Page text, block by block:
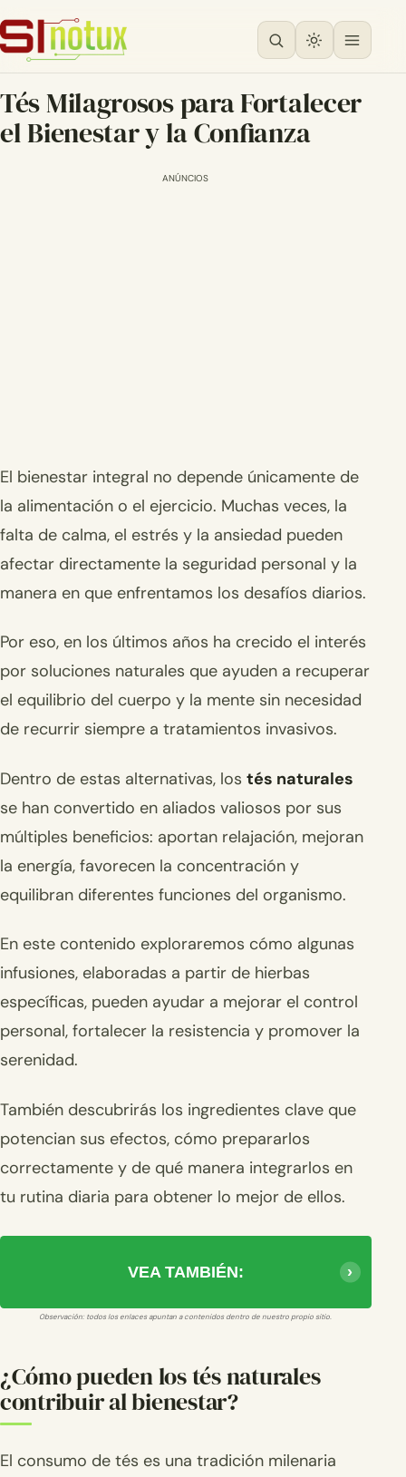
Tés Milagrosos para Fortalecer
el Bienestar y la Confianza
ANÚNCIOS
El bienestar integral no depende únicamente de
la alimentación o el ejercicio. Muchas veces, la
falta de calma, el estrés y la ansiedad pueden
afectar directamente la seguridad personal y la
manera en que enfrentamos los desafíos diarios.
Por eso, en los últimos años ha crecido el interés
por soluciones naturales que ayuden a recuperar
el equilibrio del cuerpo y la mente sin necesidad
de recurrir siempre a tratamientos invasivos.
Dentro de estas alternativas, los tés naturales
se han convertido en aliados valiosos por sus
múltiples beneficios: aportan relajación, mejoran
la energía, favorecen la concentración y
equilibran diferentes funciones del organismo.
En este contenido exploraremos cómo algunas
infusiones, elaboradas a partir de hierbas
específicas, pueden ayudar a mejorar el control
personal, fortalecer la resistencia y promover la
serenidad.
También descubrirás los ingredientes clave que
potencian sus efectos, cómo prepararlos
correctamente y de qué manera integrarlos en
tu rutina diaria para obtener lo mejor de ellos.
VEA TAMBIÉN:
Observación: todos los enlaces apuntan a contenidos dentro de nuestro propio sitio.
¿Cómo pueden los tés naturales
contribuir al bienestar?
El consumo de tés es una tradición milenaria